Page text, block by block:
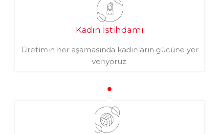
Kadın İstihdamı
Üretimin her aşamasında kadınların gücüne yer
veriyoruz.